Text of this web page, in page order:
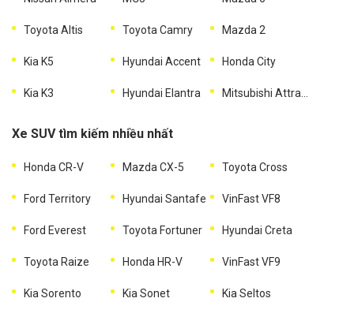
Toyota Altis Toyota Camry Mazda 2
Kia K5 Hyundai Accent Honda City
Kia K3 Hyundai Elantra Mitsubishi Attrage
Xe SUV tìm kiếm nhiều nhất
Honda CR-V Mazda CX-5 Toyota Cross
Ford Territory Hyundai Santafe VinFast VF8
Ford Everest Toyota Fortuner Hyundai Creta
Toyota Raize Honda HR-V VinFast VF9
Kia Sorento Kia Sonet Kia Seltos